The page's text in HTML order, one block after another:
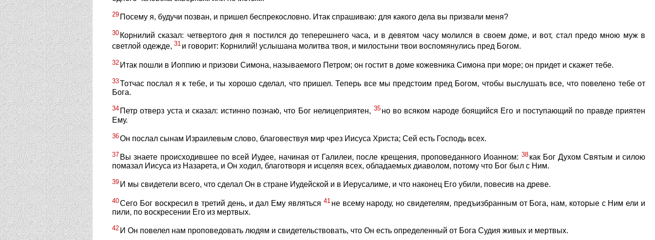
29 Посему я, будучи позван, и пришел беспрекословно. Итак спрашиваю: для какого дела вы призвали меня?
30 Корнилий сказал: четвертого дня я постился до теперешнего часа, и в девятом часу молился в своем доме, и вот, стал предо мною муж в
светлой одежде, 31 и говорит: Корнилий! услышана молитва твоя, и милостыни твои воспомянулись пред Богом.
32 Итак пошли в Иоппию и призови Симона, называемого Петром; он гостит в доме кожевника Симона при море; он придет и скажет тебе.
33Тотчас послал я к тебе, и ты хорошо сделал, что пришел. Теперь все мы предстоим пред Богом, чтобы выслушать все, что повелено тебе от
Бога.
34 Петр отверз уста и сказал: истинно познаю́, что Бог нелицеприятен, 35 но во всяком народе боящийся Его и поступающий по правде приятен
Ему.
36Он послал сынам Израилевым слово, благовествуя мир чрез Иисуса Христа; Сей есть Господь всех.
37 Вы знаете происходившее по всей Иудее, начиная от Галилеи, после крещения, проповеданного Иоанном: 38 как Бог Духом Святым и силою
помазал Иисуса из Назарета, и Он ходил, благотворя и исцеляя всех, обладаемых диаволом, потому что Бог был с Ним.
39 И мы свидетели всего, что сделал Он в стране Иудейской и в Иерусалиме, и что наконец Его убили, повесив на древе.
40Сего Бог воскресил в третий день, и дал Ему являться 41 не всему народу, но свидетелям, предъизбранным от Бога, нам, которые с Ним ели и
пили, по воскресении Его из мертвых.
42 И Он повелел нам проповедовать людям и свидетельствовать, что Он есть определенный от Бога Судия живых и мертвых.